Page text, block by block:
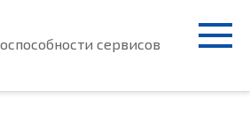
сервисов